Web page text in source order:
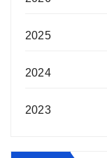
2025
2024
2023